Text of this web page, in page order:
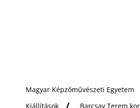
Magyar Képzőművészeti Egyetem
Kiállítások
Barcsay Terem